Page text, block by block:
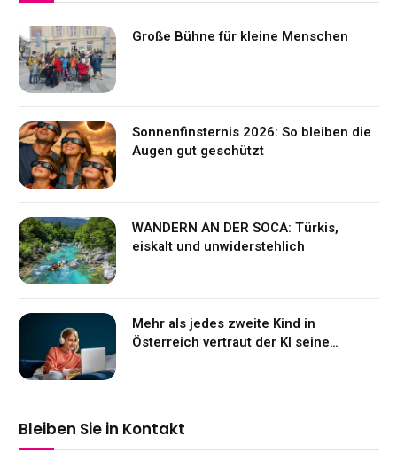
Große Bühne für kleine Menschen
Sonnenfinsternis 2026: So bleiben die
Augen gut geschützt
WANDERN AN DER SOCA: Türkis,
eiskalt und unwiderstehlich
Mehr als jedes zweite Kind in
Österreich vertraut der KI seine
Bleiben Sie in Kontakt